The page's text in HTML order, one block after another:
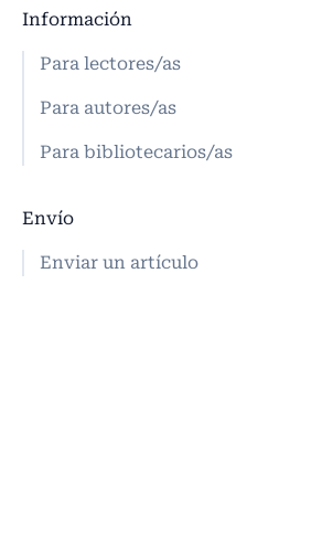
Información
Para lectores/as
Para autores/as
Para bibliotecarios/as
Envío
Enviar un artículo